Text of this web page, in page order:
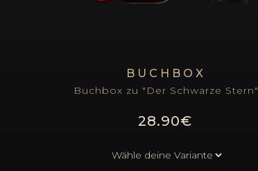
BUCHBOX
Buchbox zu "Der Schwarze Stern"
28.90€